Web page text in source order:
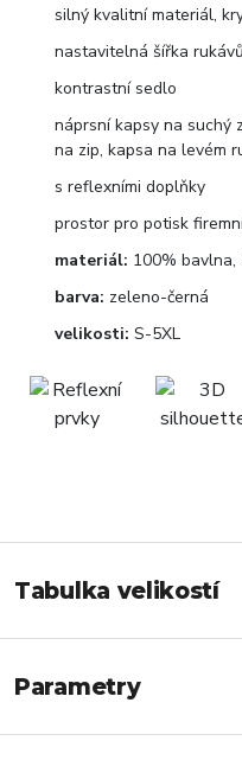
silný kvalitní materiál,
nastavitelná šířka rukávů
kontrastní sedlo
náprsní kapsy na suchý
na zip, kapsa na levém
s reflexními doplňky
prostor pro potisk
materiál: 100% bavlna,
barva: zeleno-černá
velikosti: S-5XL
Tabulka velikostí
Parametry